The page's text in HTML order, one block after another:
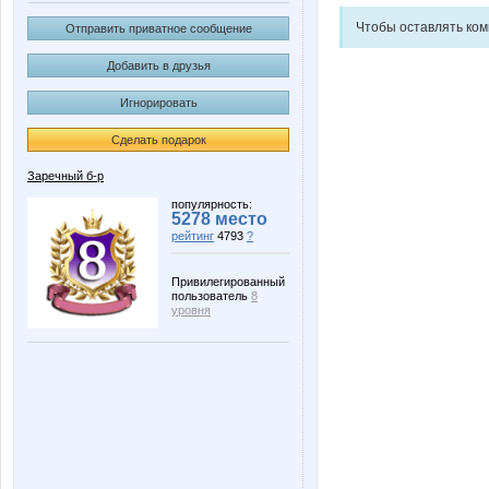
Отправить приватное сообщение
Добавить в друзья
Игнорировать
Сделать подарок
Заречный б-р
популярность:
5278 место
рейтинг 4793 ?
Привилегированный
пользователь 8
уровня
Чтобы оставлять